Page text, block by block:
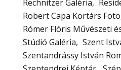
Rechnitzer Galéria
Robert Capa Kortárs
Rómer Flóris Művészeti
Stúdió Galéria
Szent
Szentandrássy István